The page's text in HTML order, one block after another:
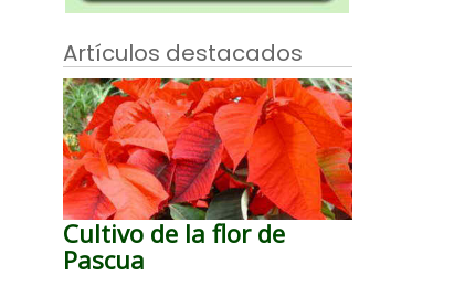
Artículos destacados
Cultivo de la flor de
Pascua